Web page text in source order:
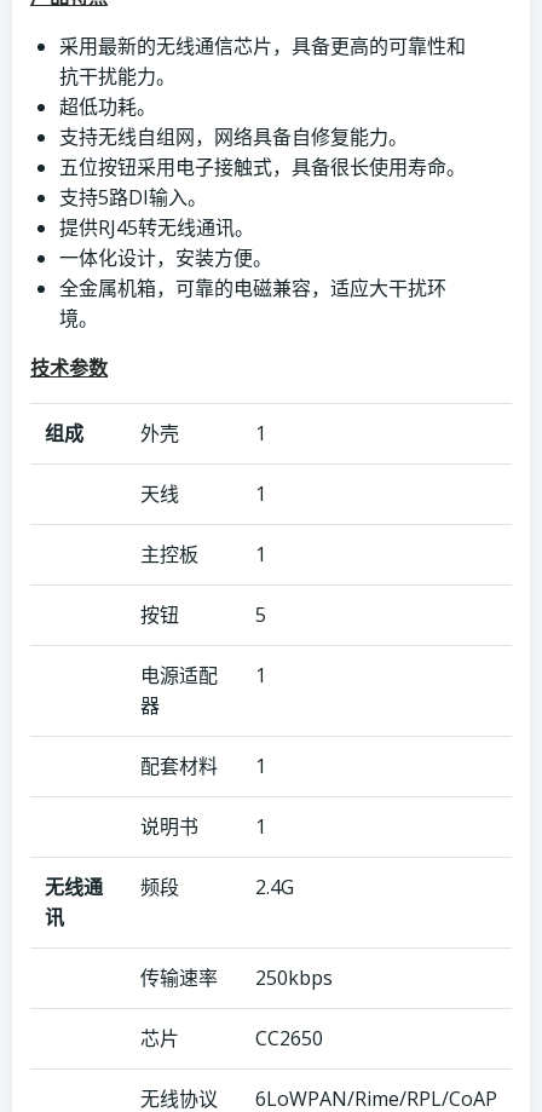
采用最新的无线通信芯片，具备更高的可靠性和
抗干扰能力。
超低功耗。
支持无线自组网，网络具备自修复能力。
五位按钮采用电子接触式，具备很长使用寿命。
支持5路DI输入。
提供RJ45转无线通讯。
一体化设计，安装方便。
全金属机箱，可靠的电磁兼容，适应大干扰环
境。
技术参数
组成 外壳 1
天线 1
主控板 1
按钮 5
电源适配
器
1
配套材料 1
说明书 1
无线通
讯
频段 2.4G
传输速率 250kbps
芯片 CC2650
无线协议 6LoWPAN/Rime/RPL/CoAP